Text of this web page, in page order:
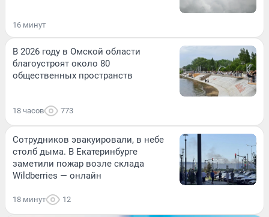
16 минут
В 2026 году в Омской области
благоустроят около 80
общественных пространств
18 часов 773
Сотрудников эвакуировали, в небе
столб дыма. В Екатеринбурге
заметили пожар возле склада
Wildberries — онлайн
18 минут 12